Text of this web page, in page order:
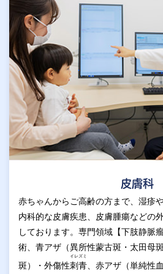
皮膚科
赤ちゃんからご高齢の方まで、湿疹
内科的な皮膚疾患、皮膚腫瘍などの
しております。専門領域【下肢静脈
術、青アザ（異所性蒙古斑・太田母
斑）・外傷性刺青
イレズミ
、赤アザ（単純性